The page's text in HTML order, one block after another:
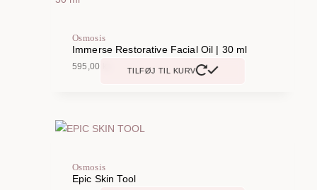
varianter.
kan
Osmosis
Immerse Restorative Facial Oil | 30 ml
595,00 TILFØJ TIL KURV
Osmosis
Epic Skin Tool